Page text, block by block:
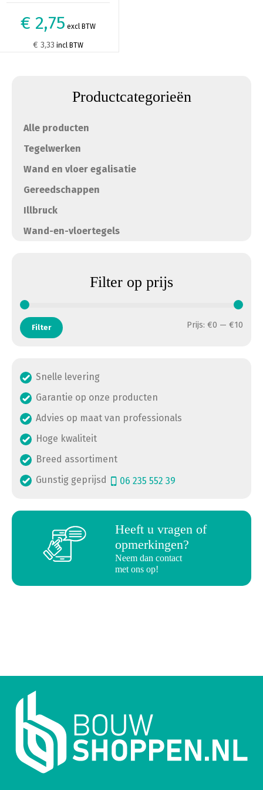
€ 2,75 excl BTW
€ 3,33 incl BTW
Productcategorieën
Alle producten
Tegelwerken
Wand en vloer egalisatie
Gereedschappen
Illbruck
Wand-en-vloertegels
Filter op prijs
Filter Prijs: €0 — €10
Snelle levering
Garantie op onze producten
Advies op maat van professionals
Hoge kwaliteit
Breed assortiment
Gunstig geprijsd
06 235 552 39
Heeft u vragen of
opmerkingen?
Neem dan contact
met ons op!
a